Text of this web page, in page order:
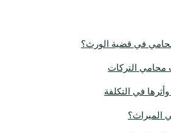
في قضية الورث؟
التركات
في التكلفة
الميراث؟